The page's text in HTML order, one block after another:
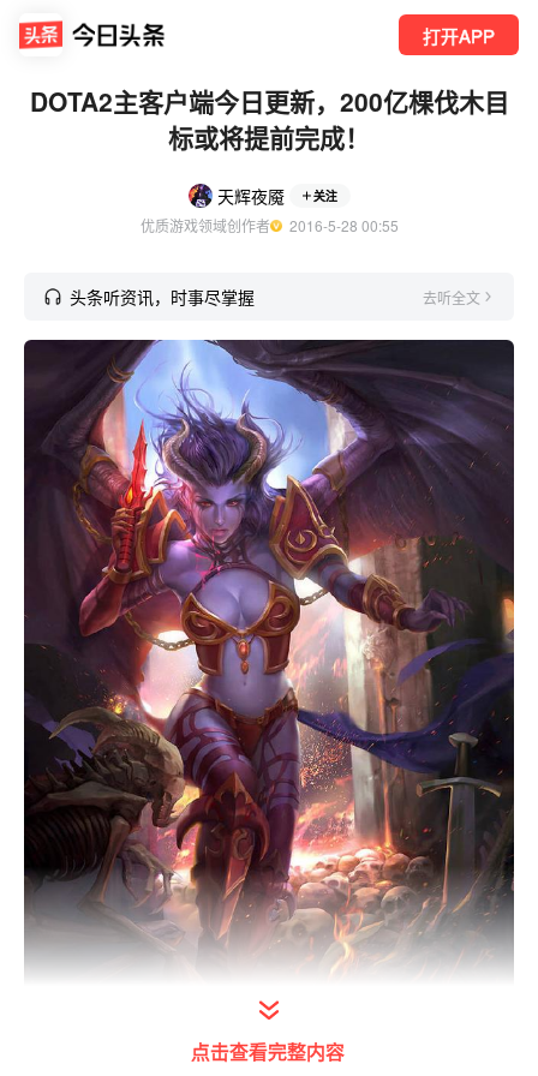
打开APP
DOTA2主客户端今日更新，200亿棵伐木目
标或将提前完成！
天辉夜魇 关注
优质游戏领域创作者
  2016-5-28 00:55
头条听资讯，时事尽掌握 去听全文
点击查看完整内容